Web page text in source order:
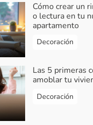
Cómo crear un
o lectura en tu
apartamento
Decoración
Las 5 primeras
amoblar tu
Decoración